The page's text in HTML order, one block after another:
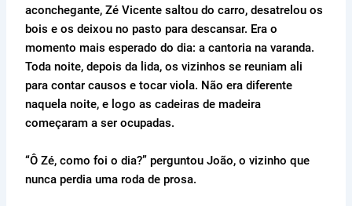
aconchegante, Zé Vicente saltou do carro, desatrelou os
bois e os deixou no pasto para descansar. Era o
momento mais esperado do dia: a cantoria na varanda.
Toda noite, depois da lida, os vizinhos se reuniam ali
para contar causos e tocar viola. Não era diferente
naquela noite, e logo as cadeiras de madeira
começaram a ser ocupadas.
“Ô Zé, como foi o dia?” perguntou João, o vizinho que
nunca perdia uma roda de prosa.